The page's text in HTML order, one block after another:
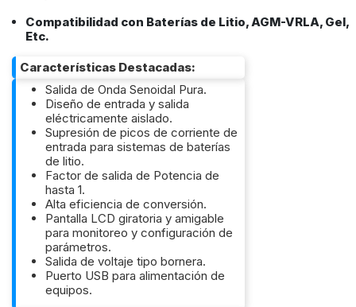
Compatibilidad con Baterías de Litio, AGM-VRLA, Gel,
Etc.
Características Destacadas:
Salida de Onda Senoidal Pura.
Diseño de entrada y salida
eléctricamente aislado.
Supresión de picos de corriente de
entrada para sistemas de baterías
de litio.
Factor de salida de Potencia de
hasta 1.
Alta eficiencia de conversión.
Pantalla LCD giratoria y amigable
para monitoreo y configuración de
parámetros.
Salida de voltaje tipo bornera.
Puerto USB para alimentación de
equipos.